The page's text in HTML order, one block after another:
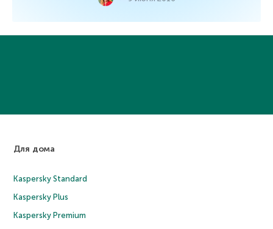
Для дома
Kaspersky Standard
Kaspersky Plus
Kaspersky Premium